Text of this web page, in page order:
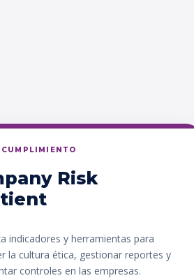
Risk
indicadores y herramientas para
la cultura ética, gestionar reportes y
controles en las empresas.